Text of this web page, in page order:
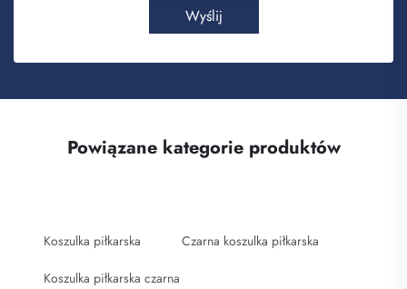
Wyślij
Powiązane kategorie produktów
Koszulka piłkarska Czarna koszulka piłkarska
Koszulka piłkarska czarna